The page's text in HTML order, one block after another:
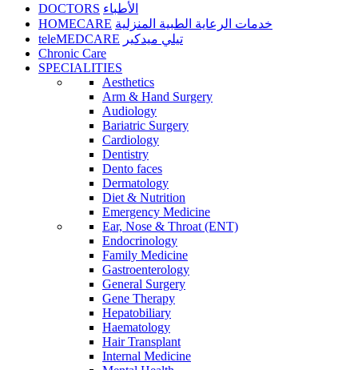
DOCTORS الأطباء
HOMECARE خدمات الرعاية الطبية المنزلية
teleMEDCARE تيلي ميدكير
Chronic Care
SPECIALITIES
Aesthetics
Arm & Hand Surgery
Audiology
Bariatric Surgery
Cardiology
Dentistry
Dento faces
Dermatology
Diet & Nutrition
Emergency Medicine
Ear, Nose & Throat (ENT)
Endocrinology
Family Medicine
Gastroenterology
General Surgery
Gene Therapy
Hepatobiliary
Haematology
Hair Transplant
Internal Medicine